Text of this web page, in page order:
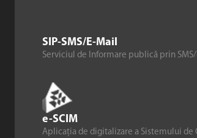
SIP-SMS/E-Mail
Serviciul de Informare publică prin
e-SCIM
Aplicația de digitalizare a Sistemului